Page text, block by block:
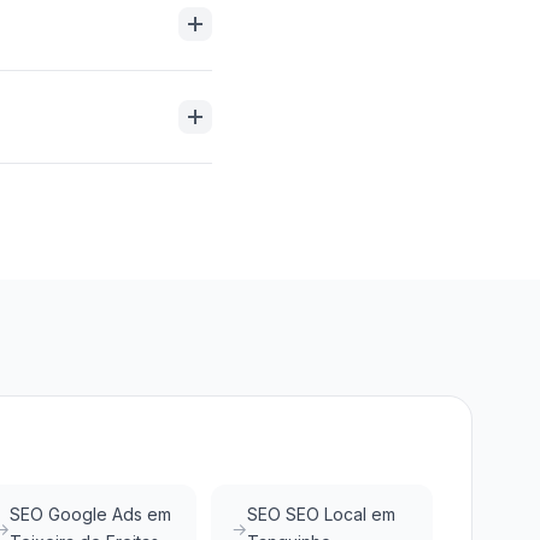
variam entre
nos
SEO Google Ads em
SEO SEO Local em